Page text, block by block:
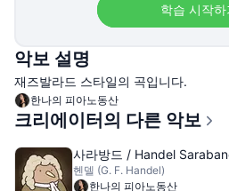
학습 시작하
악보 설명
재즈발라드 스타일의 곡입니다.
한나의 피아노동산
크리에이터의 다른 악보
사라방드 / Handel
헨델 (G. F. Handel)
한나의 피아노동산